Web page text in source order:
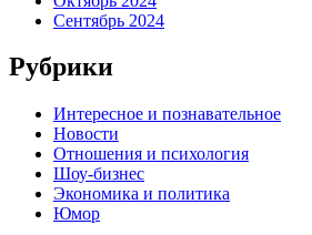
Сентябрь 2024
Рубрики
Интересное и познавательное
Новости
Отношения и психология
Шоу-бизнес
Экономика и политика
Юмор